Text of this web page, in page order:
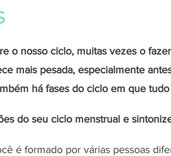
o nosso ciclo, muitas vezes o
mais pesada, especialmente
há fases do ciclo em que
do seu ciclo menstrual e
é formado por várias pessoas